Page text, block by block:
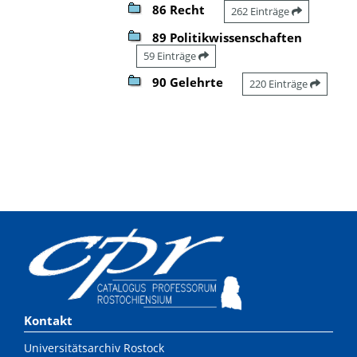
86 Recht 262 Einträge
89 Politikwissenschaften
59 Einträge
90 Gelehrte 220 Einträge
Kontakt
Universitätsarchiv Rostock